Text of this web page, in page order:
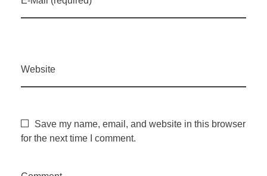
c
u
á
Website
Save my name, email, and website in this browser
for the next time I comment.